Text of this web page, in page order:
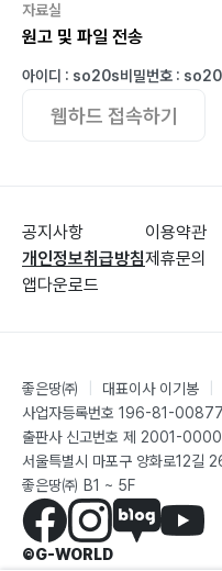
자료실
원고 및 파일 전송
아이디 : so20s비밀번호 :
웹하드 접속하기
공지사항
개인정보취급방침
앱다운로드
이용약관
제휴문의
좋은땅㈜ 대표이사 이기봉
사업자등록번호 196-81-00877
출판사 신고번호 제 2001-
서울특별시 마포구 양화로12길
좋은땅㈜ B1 ~ 5F
©G-WORLD